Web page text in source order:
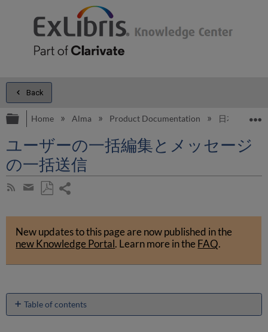
Back
Expand/collapse global hierarchy
Home Alma Product Documentation 日本語
ユーザーの一括編集とメッセージ
の一括送信
Subscribe
RSS
Share
by
email
as
PDF
New updates to this page are now published in the
new Knowledge Portal. Learn more in theFAQ.
Table of contents
No